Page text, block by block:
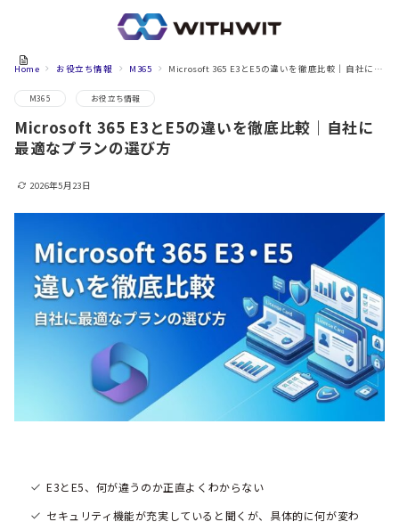
Home お役立ち情報 M365 Microsoft 365 E3とE5の違いを徹底比較｜自社に最適なプランの選び方
M365 お役立ち情報
Microsoft 365 E3とE5の違いを徹底比較｜自社に
最適なプランの選び方
2026年5月23日
E3とE5、何が違うのか正直よくわからない
セキュリティ機能が充実していると聞くが、具体的に何が変わ